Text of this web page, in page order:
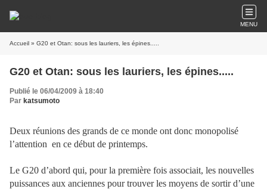
MENU
Accueil » G20 et Otan: sous les lauriers, les épines.....
G20 et Otan: sous les lauriers, les épines.....
Publié le 06/04/2009 à 18:40
Par katsumoto
Deux réunions des grands de ce monde ont donc monopolisé
l’attention en ce début de printemps.
Le G20 d’abord qui, pour la première fois associait, les nouvelles
puissances aux anciennes pour trouver les moyens de sortir d’une